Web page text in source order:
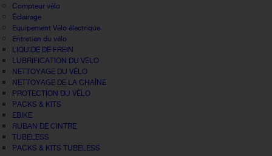
Compteur vélo
Éclairage
Equipement Vélo électrique
Entretien du vélo
LIQUIDE DE FREIN
LUBRIFICATION DU VÉLO
NETTOYAGE DU VÉLO
NETTOYAGE DE LA CHAÎNE
PROTECTION DU VÉLO
PACKS & KITS
EBIKE
RUBAN DE CINTRE
TUBELESS
PACKS & KITS TUBELESS